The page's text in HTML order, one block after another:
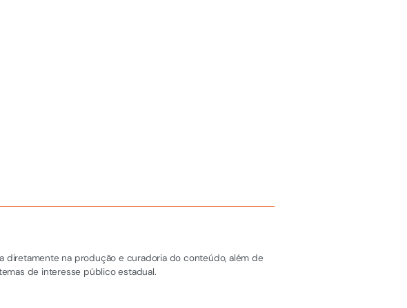
diretamente na produção e curadoria do conteúdo, além de
de interesse público estadual.